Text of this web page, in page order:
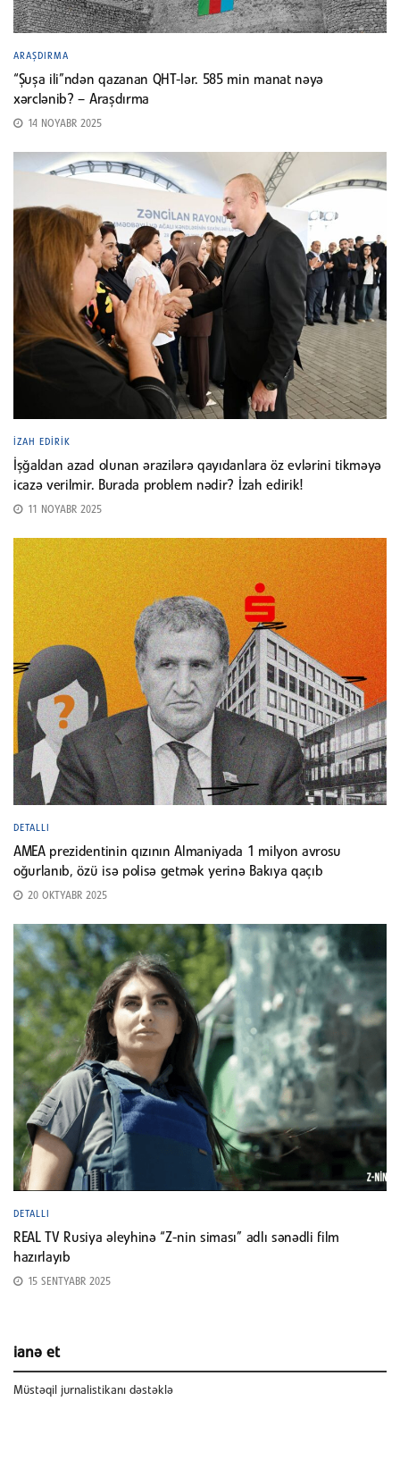
ARAŞDIRMA
“Şuşa ili”ndən qazanan QHT-lər. 585 min manat nəyə
xərclənib? – Araşdırma
14 NOYABR 2025
İZAH EDIRIK
İşğaldan azad olunan ərazilərə qayıdanlara öz evlərini tikməyə
icazə verilmir. Burada problem nədir? İzah edirik!
11 NOYABR 2025
DETALLI
AMEA prezidentinin qızının Almaniyada 1 milyon avrosu
oğurlanıb, özü isə polisə getmək yerinə Bakıya qaçıb
20 OKTYABR 2025
DETALLI
REAL TV Rusiya əleyhinə “Z-nin siması” adlı sənədli film
hazırlayıb
15 SENTYABR 2025
ianə et
Müstəqil jurnalistikanı dəstəklə